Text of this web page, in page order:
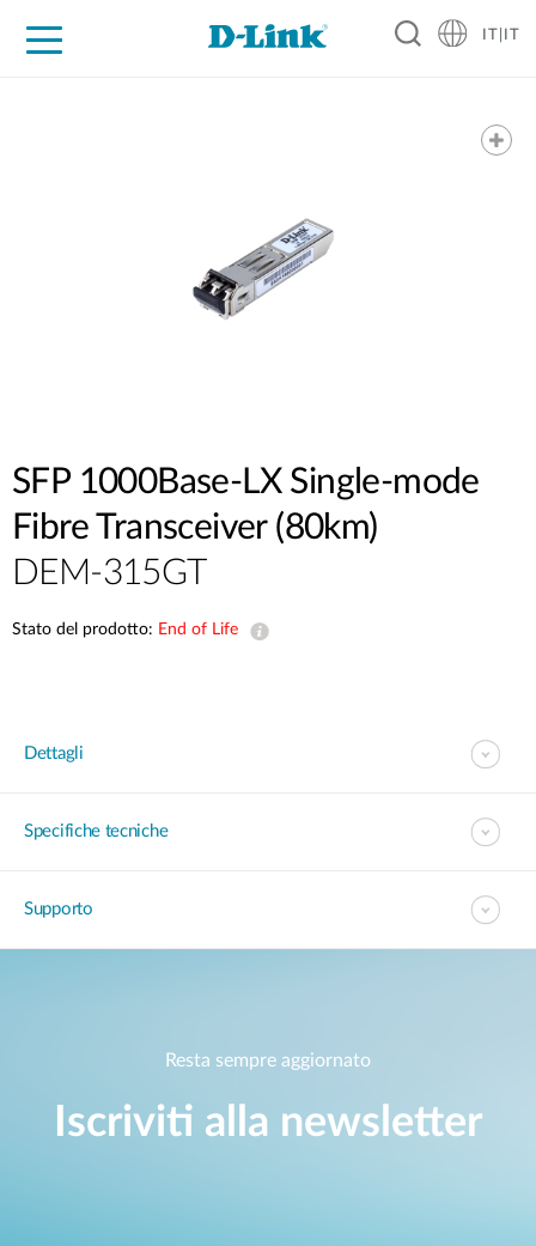
IT|IT
SFP 1000Base-LX Single-mode
Fibre Transceiver (80km)
DEM-315GT
Stato del prodotto: End of Life
Dettagli
Specifiche tecniche
Supporto
Resta sempre aggiornato
Iscriviti alla newsletter